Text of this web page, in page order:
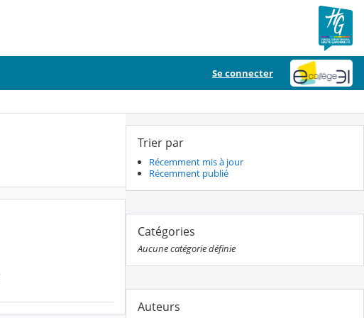
Se connecter
Trier par
Récemment mis à jour
Récemment publié
Catégories
Aucune catégorie définie
Auteurs